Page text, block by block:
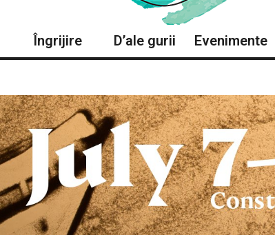
Îngrijire D’ale gurii Evenimente